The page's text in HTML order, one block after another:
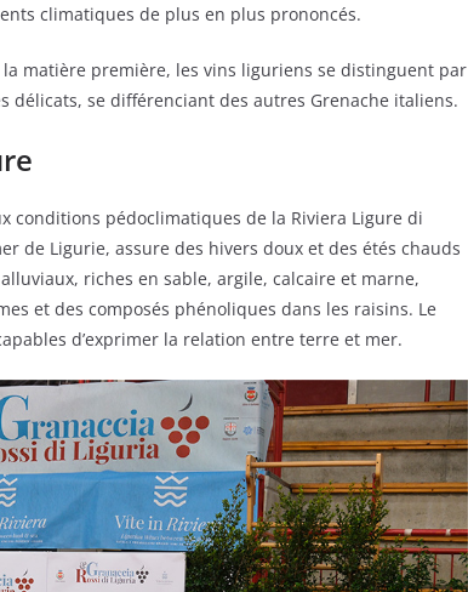
climatiques de plus en plus prononcés.
matière première, les vins liguriens se distinguent par
se différenciant des autres Grenache italiens.
conditions pédoclimatiques de la Riviera Ligure di
de Ligurie, assure des hivers doux et des étés chauds
riches en sable, argile, calcaire et marne,
et des composés phénoliques dans les raisins. Le
d’exprimer la relation entre terre et mer.